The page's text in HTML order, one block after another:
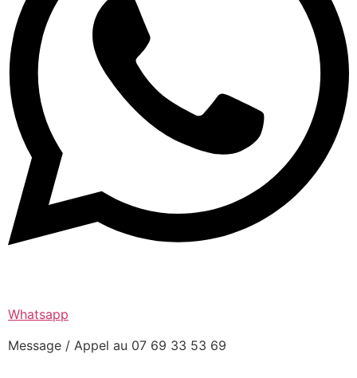
Whatsapp
Message / Appel au 07 69 33 53 69